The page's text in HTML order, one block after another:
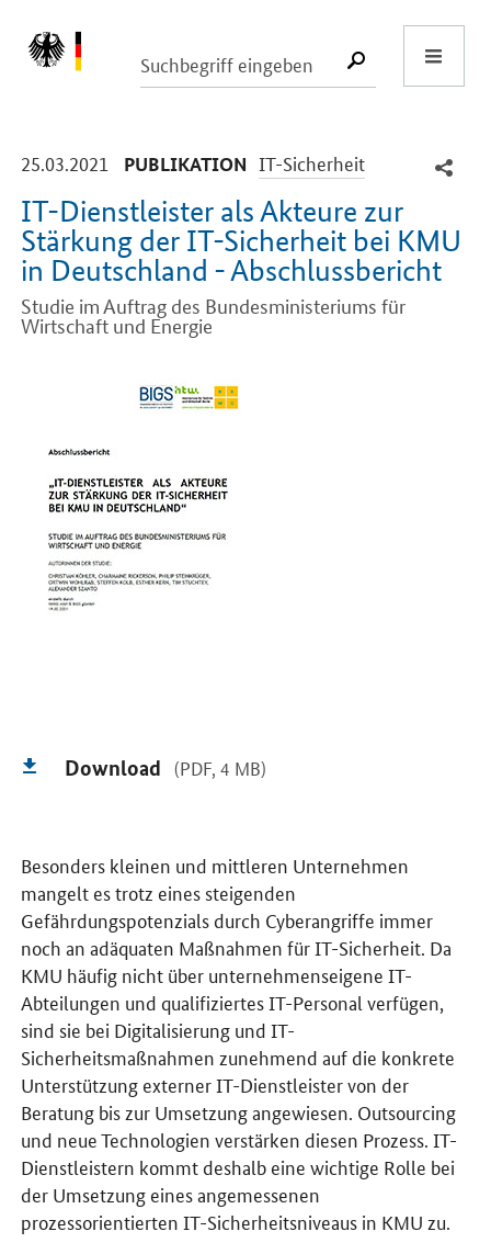
SUCHE
25.03.2021 -
PUBLIKATION -
IT-Sicherheit
IT-Dienstleister als Akteure zur
Stärkung der IT-Sicherheit bei KMU
in Deutschland - Abschlussbericht
Studie im Auftrag des Bundesministeriums für
Wirtschaft und Energie
Download (PDF, 4 MB)
Besonders kleinen und mittleren Unternehmen
mangelt es trotz eines steigenden
Gefährdungspotenzials durch Cyberangriffe immer
noch an adäquaten Maßnahmen für IT-Sicherheit. Da
KMU häufig nicht über unternehmenseigene IT-
Abteilungen und qualifiziertes IT-Personal verfügen,
sind sie bei Digitalisierung und IT-
Sicherheitsmaßnahmen zunehmend auf die konkrete
Unterstützung externer IT-Dienstleister von der
Beratung bis zur Umsetzung angewiesen. Outsourcing
und neue Technologien verstärken diesen Prozess. IT-
Dienstleistern kommt deshalb eine wichtige Rolle bei
der Umsetzung eines angemessenen
prozessorientierten IT-Sicherheitsniveaus in KMU zu.